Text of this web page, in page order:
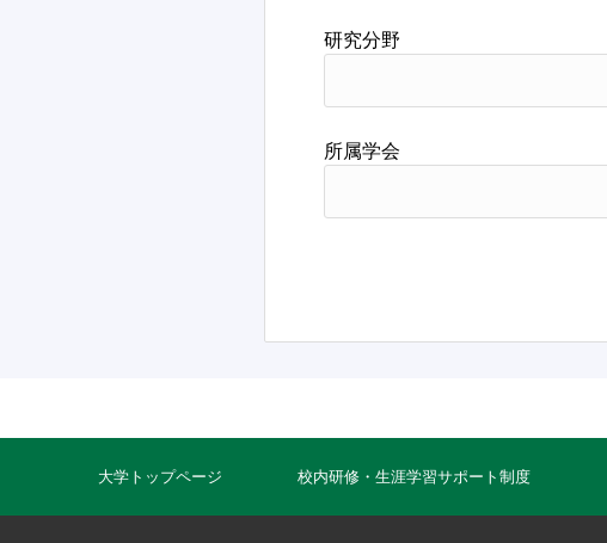
研究分野
所属学会
大学トップページ 校内研修・生涯学習サポート制度